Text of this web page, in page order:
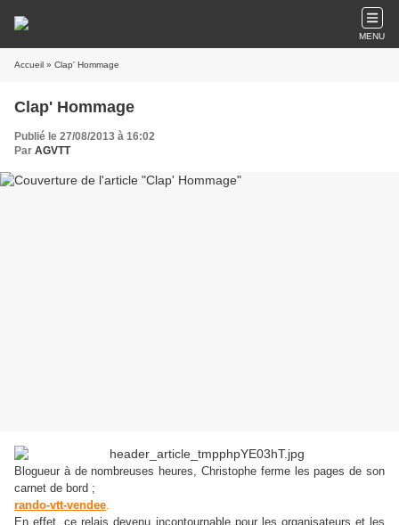
MENU
Accueil » Clap' Hommage
Clap' Hommage
Publié le 27/08/2013 à 16:02
Par AGVTT
Blogueur à de nombreuses heures, Christophe ferme les pages de son
carnet de bord ;
rando-vtt-vendee.
En effet, ce relais devenu incontournable pour les organisateurs et les